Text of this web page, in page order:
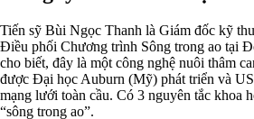
Tiến sỹ Bùi Ngọc Thanh là Giám đốc kỹ
Điều phối Chương trình Sông trong ao tại
cho biết, đây là một công nghệ nuôi thâm
được Đại học Auburn (Mỹ) phát triển và
mạng lưới toàn cầu. Có 3 nguyên tắc khoa
“sông trong ao”.